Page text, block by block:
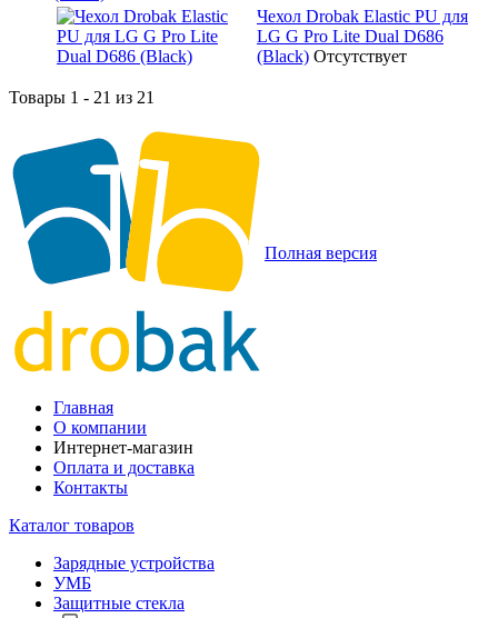
Чехол Drobak Elastic PU для
LG G Pro Lite Dual D686
(Black) Отсутствует
Товары 1 - 21 из 21
Полная версия
Главная
О компании
Интернет-магазин
Оплата и доставка
Контакты
Каталог товаров
Зарядные устройства
УМБ
Защитные стекла